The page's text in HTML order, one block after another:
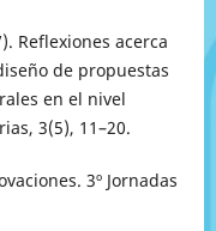
Reflexiones acerca
de propuestas
en el nivel
3(5), 11–20.
3º Jornadas